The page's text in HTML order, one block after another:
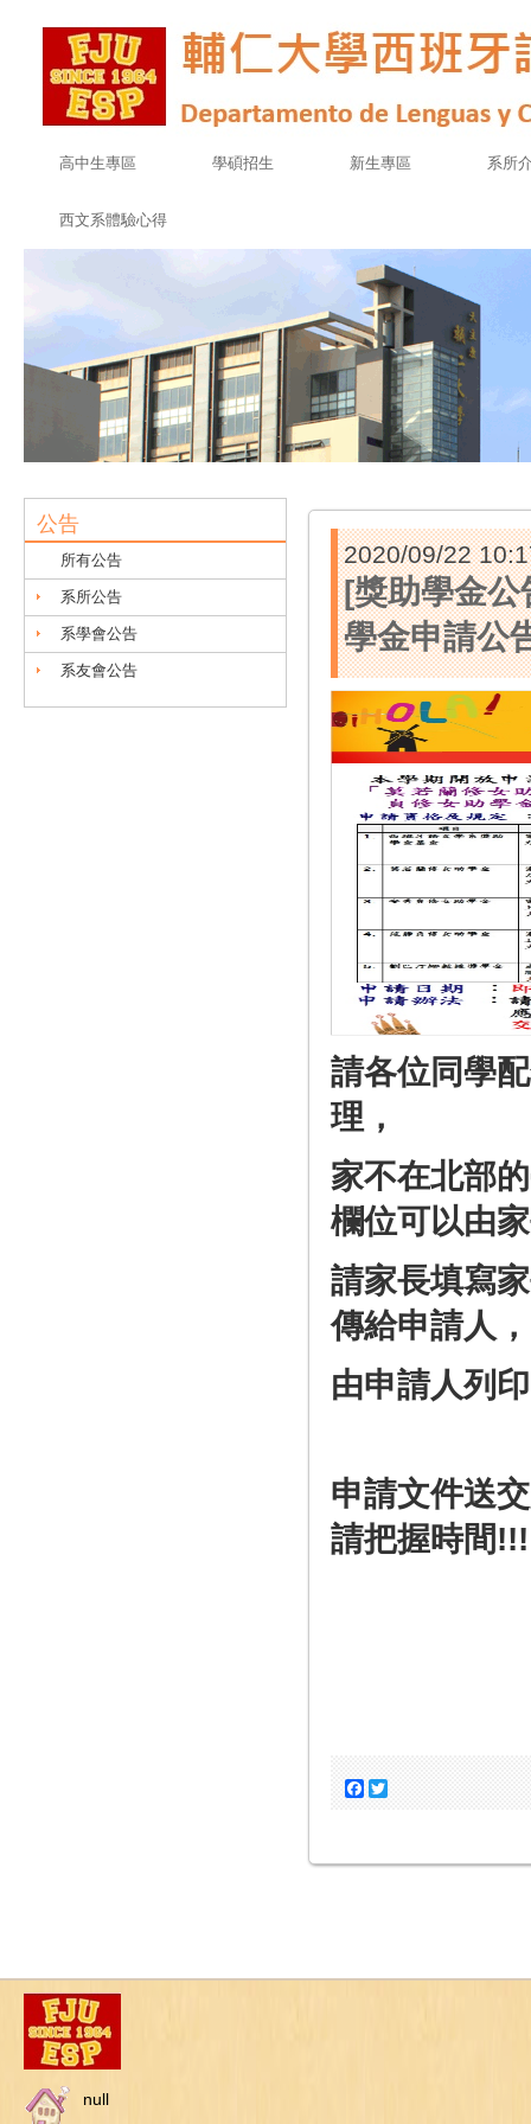
高中生專區 學碩招生 新生專區 系所
西文系體驗心得
公告
所有公告
系所公告
系學會公告
系友會公告
2020/09/22
[獎助學金公
學金申請公
請各位同學
理，
家不在北部
欄位可以由
請家長填寫
傳給申請人，
由申請人列
申請文件送
請把握時間!!!
Facebook
null